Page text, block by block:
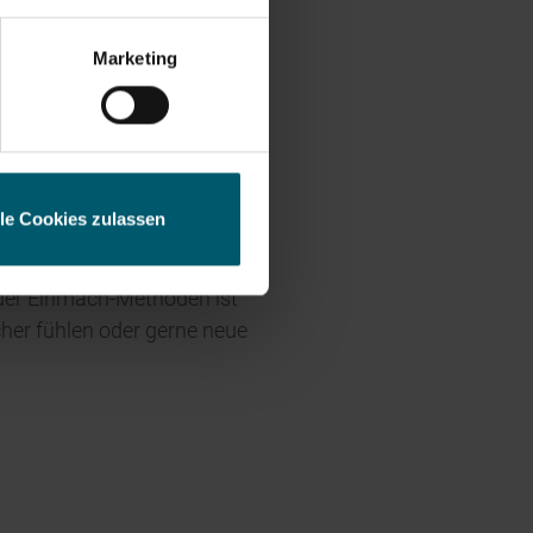
Marketing
Cookies zulassen
der Fingerspitze des
ob schadhafte Stellen
dem heißen Wasser
Einmachen bietet beinahe
Einmach-Methoden ist
fühlen oder gerne neue